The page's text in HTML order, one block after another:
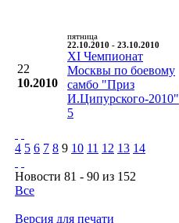
22
10.2010
пятница
22.10.2010 - 23.10.2010
XI Чемпионат
Москвы по боевому
самбо "Приз
И.Ципурского-2010"
5
4 5 6 7 8 9 10 11 12 13 14
Новости 81 - 90 из 152
Все
Версия для печати